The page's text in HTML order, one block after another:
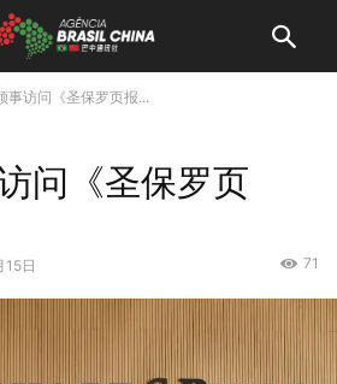
事访问《圣保罗页报...
问《圣保罗页
15日 71